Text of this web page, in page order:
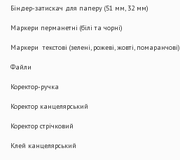
Біндер-затискач для паперу (51 мм, 32 мм)
Маркери перманетні (білі та чорні)
Маркери текстові (зелені, рожеві, жовті, помаранчові)
Файли
Коректор-ручка
Коректор канцелярський
Коректор стрічковий
Клей канцелярський